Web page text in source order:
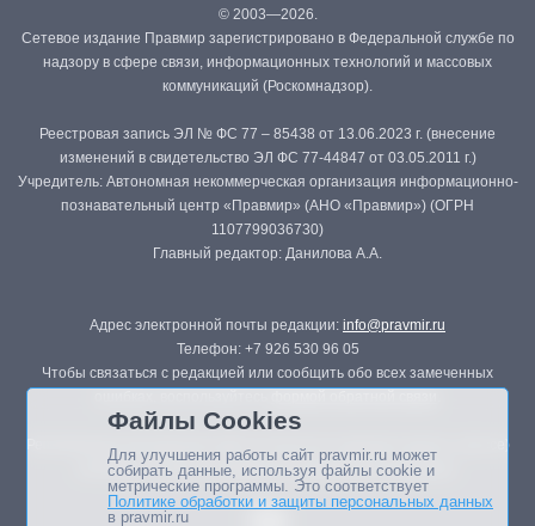
© 2003—2026.
Сетевое издание Правмир зарегистрировано в Федеральной службе по
надзору в сфере связи, информационных технологий и массовых
коммуникаций (Роскомнадзор).
Реестровая запись ЭЛ № ФС 77 – 85438 от 13.06.2023 г. (внесение
изменений в свидетельство ЭЛ ФС 77-44847 от 03.05.2011 г.)
Учредитель: Автономная некоммерческая организация информационно-
познавательный центр «Правмир» (АНО «Правмир») (ОГРН
1107799036730)
Главный редактор: Данилова А.А.
Адрес электронной почты редакции: info@pravmir.ru
Телефон: +7 926 530 96 05
Чтобы связаться с редакцией или сообщить обо всех замеченных
Републикация материалов сайта в печатных изданиях (книгах, прессе)
возможна только с письменного разрешения редакции.
Файлы Cookies
Для улучшения работы сайт pravmir.ru может
собирать данные, используя файлы cookie и
метрические программы. Это соответствует
Политике обработки и защиты персональных данных
в pravmir.ru